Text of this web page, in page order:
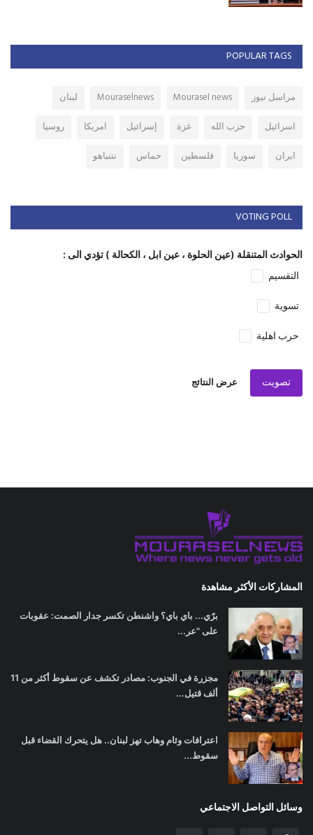
POPULAR TAGS
مراسل نيوز Mourasel news
Mouraselnews
لبنان
اسرائيل
حزب الله غزة إسرائيل امريكا
روسيا
ايران
سوريا فلسطين حماس نتنياهو
VOTING POLL
الحوادث المتنقلة (عين الحلوة ، عين ابل ، الكحالة ) تؤدي الى :
التقسيم
تسوية
حرب اهلية
تصويت عرض النتائج
المشاركات الأكثر مشاهدة
برّي... باي باي؟ واشنطن تكسر جدار الصمت: عقوبات
على "عر...
مجزرة في الجنوب: مصادر تكشف عن سقوط أكثر من 11
ألف قتيل...
اعترافات وئام وهاب تهز لبنان.. هل يتحرك القضاء قبل
سقوط...
وسائل التواصل الاجتماعي